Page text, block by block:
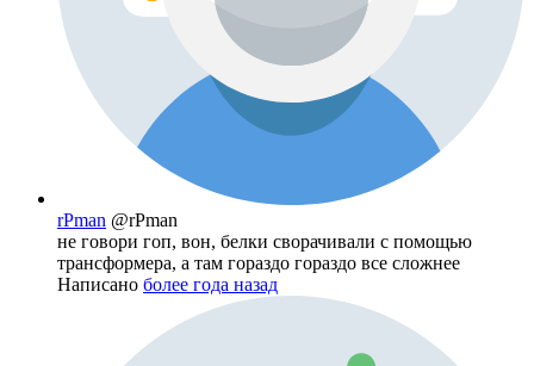
rPman @rPman
не говори гоп, вон, белки сворачивали с помощью
трансформера, а там гораздо гораздо все сложнее
Написано более года назад